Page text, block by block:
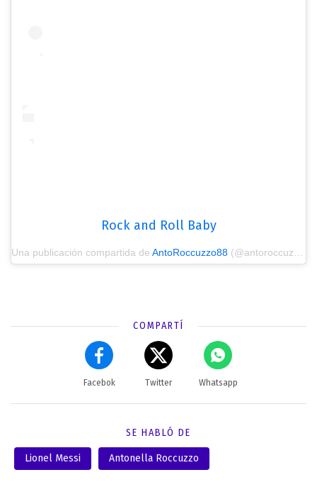
Rock and Roll Baby
Una publicación compartida de AntoRoccuzzo88 (@antoroccuzzo88) el
COMPARTÍ
Facebok Twitter Whatsapp
SE HABLÓ DE
Lionel Messi Antonella Roccuzzo